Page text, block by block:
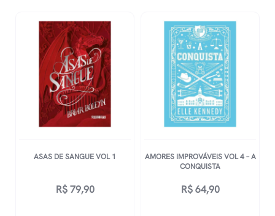
quantidade
ASAS DE SANGUE VOL 1
R$79,90
AMORES IMPROVÁVEIS VOL 4 – A
CONQUISTA
R$64,90